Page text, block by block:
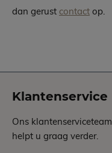
dan gerust contact op.
Klantenservice
Ons klantenserviceteam
helpt u graag verder.